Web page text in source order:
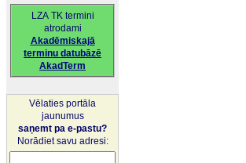
LZA TK termini
atrodami
Akadēmiskajā
terminu datubāzē
AkadTerm
Vēlaties portāla
jaunumus
saņemt pa e-pastu?
Norādiet savu adresi: